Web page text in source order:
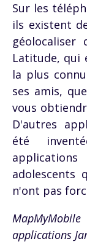
Sur les
ils existent
géolocaliser
Latitude, qui
la plus
ses amis,
vous
D'autres
été
adolescents
n'ont pas
applications